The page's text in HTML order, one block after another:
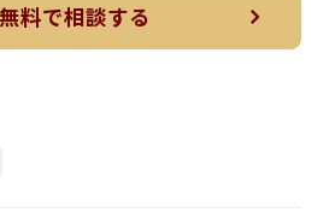
料で相談する